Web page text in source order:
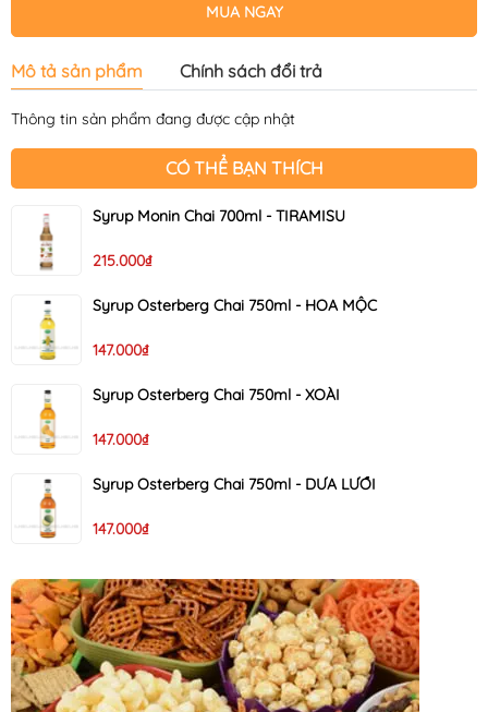
MUA NGAY
Mô tả sản phẩm Chính sách đổi trả
Thông tin sản phẩm đang được cập nhật
CÓ THỂ BẠN THÍCH
Syrup Monin Chai 700ml - TIRAMISU
215.000₫
Syrup Osterberg Chai 750ml - HOA MỘC
147.000₫
Syrup Osterberg Chai 750ml - XOÀI
147.000₫
Syrup Osterberg Chai 750ml - DƯA LƯỚI
147.000₫